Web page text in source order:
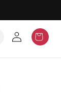
Accedi Carrello